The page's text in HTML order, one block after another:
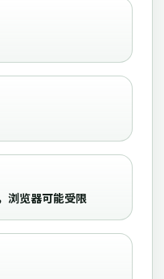
浏览器可能受限